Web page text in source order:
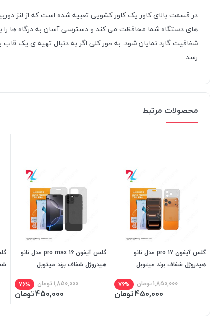
در قسمت بالای کاور یک کاور کشویی تعبیه شده است که از لنز
های دستگاه شما محافظت می کند و دسترسی آسان به درگاه ها را
شفافیت گارد نمایان شود. به طور کلی اگر به دنبال تهیه ی یک
رسد.
محصولات مرتبط
گلس آیفون 17 pro مدل نانو
هیدروژل شفاف برند میتوبل
1,850,000تومان 76%
450,000تومان
گلس آیفون 16 pro max مدل نانو
هیدروژل شفاف برند میتوبل
1,850,000تومان 76%
450,000تومان